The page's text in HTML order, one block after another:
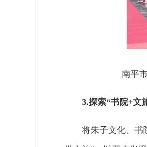
南平
3.探索“书院+文
将朱子文化、